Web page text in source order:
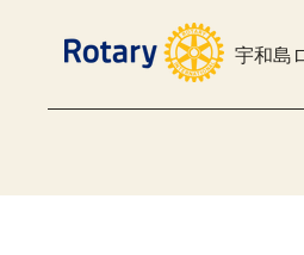
宇和島